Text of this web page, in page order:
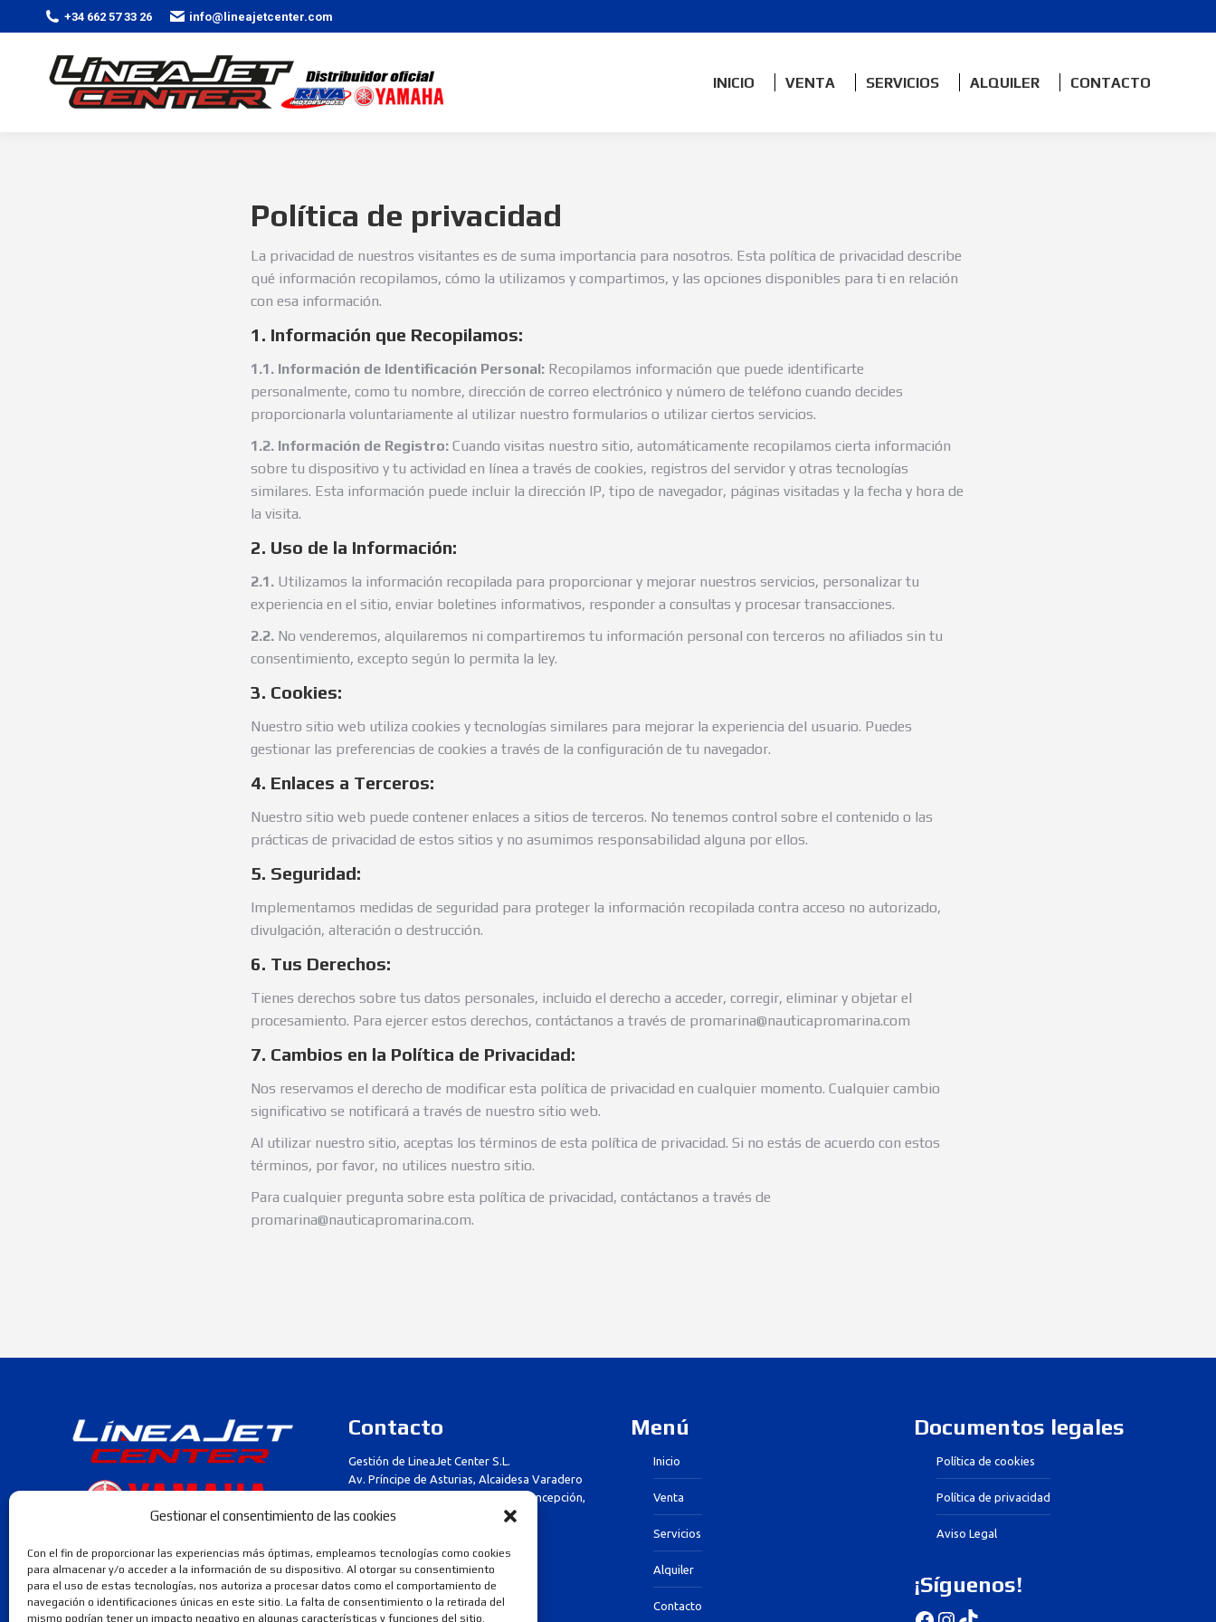
Gestionar el consentimiento de las cookies
Con el fin de proporcionar las experiencias más óptimas, empleamos tecnologías como cookies
para almacenar y/o acceder a la información de su dispositivo. Al otorgar su consentimiento
para el uso de estas tecnologías, nos autoriza a procesar datos como el comportamiento de
navegación o identificaciones únicas en este sitio. La falta de consentimiento o la retirada del
mismo podrían tener un impacto negativo en algunas características y funciones del sitio.
+34 662 57 33 26 info@lineajetcenter.com
INICIO VENTA SERVICIOS ALQUILER CONTACTO
Política de privacidad
La privacidad de nuestros visitantes es de suma importancia para nosotros. Esta política de privacidad describe
qué información recopilamos, cómo la utilizamos y compartimos, y las opciones disponibles para ti en relación
con esa información.
1. Información que Recopilamos:
1.1. Información de Identificación Personal: Recopilamos información que puede identificarte
personalmente, como tu nombre, dirección de correo electrónico y número de teléfono cuando decides
proporcionarla voluntariamente al utilizar nuestro formularios o utilizar ciertos servicios.
1.2. Información de Registro: Cuando visitas nuestro sitio, automáticamente recopilamos cierta información
sobre tu dispositivo y tu actividad en línea a través de cookies, registros del servidor y otras tecnologías
similares. Esta información puede incluir la dirección IP, tipo de navegador, páginas visitadas y la fecha y hora de
la visita.
2. Uso de la Información:
2.1. Utilizamos la información recopilada para proporcionar y mejorar nuestros servicios, personalizar tu
experiencia en el sitio, enviar boletines informativos, responder a consultas y procesar transacciones.
2.2. No venderemos, alquilaremos ni compartiremos tu información personal con terceros no afiliados sin tu
consentimiento, excepto según lo permita la ley.
3. Cookies:
Nuestro sitio web utiliza cookies y tecnologías similares para mejorar la experiencia del usuario. Puedes
gestionar las preferencias de cookies a través de la configuración de tu navegador.
4. Enlaces a Terceros:
Nuestro sitio web puede contener enlaces a sitios de terceros. No tenemos control sobre el contenido o las
prácticas de privacidad de estos sitios y no asumimos responsabilidad alguna por ellos.
5. Seguridad:
Implementamos medidas de seguridad para proteger la información recopilada contra acceso no autorizado,
divulgación, alteración o destrucción.
6. Tus Derechos:
Tienes derechos sobre tus datos personales, incluido el derecho a acceder, corregir, eliminar y objetar el
procesamiento. Para ejercer estos derechos, contáctanos a través de promarina@nauticapromarina.com
7. Cambios en la Política de Privacidad:
Nos reservamos el derecho de modificar esta política de privacidad en cualquier momento. Cualquier cambio
significativo se notificará a través de nuestro sitio web.
Al utilizar nuestro sitio, aceptas los términos de esta política de privacidad. Si no estás de acuerdo con estos
términos, por favor, no utilices nuestro sitio.
Para cualquier pregunta sobre esta política de privacidad, contáctanos a través de
promarina@nauticapromarina.com.
Contacto
Gestión de LineaJet Center S.L.
Av. Príncipe de Asturias, Alcaidesa Varadero
Nave 6, C.P. 11300. La Línea de la Concepción,
Cádiz
+34 662 57 33 26
E-Mail
info@lineajetcenter.com
Menú
Inicio
Venta
Servicios
Alquiler
Contacto
Documentos legales
Política de cookies
Política de privacidad
Aviso Legal
¡Síguenos!